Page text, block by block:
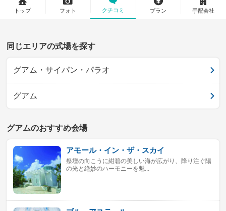
トップ フォト クチコミ プラン 手配会社
同じエリアの式場を探す
グアム・サイパン・パラオ
グアム
グアムのおすすめ会場
アモール・イン・ザ・スカイ
祭壇の向こうに紺碧の美しい海が広がり、降り注ぐ陽
の光と絶妙のハーモニーを魅...